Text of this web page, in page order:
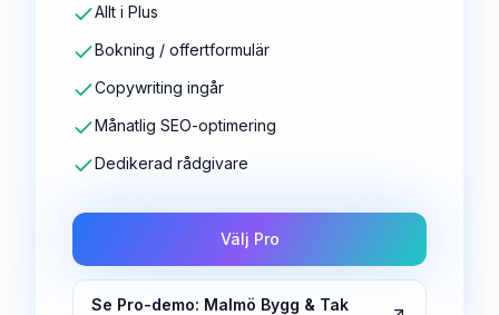
Allt i Plus
Bokning / offertformulär
Copywriting ingår
Månatlig SEO-optimering
Dedikerad rådgivare
Välj Pro
Se Pro-demo: Malmö Bygg & Tak